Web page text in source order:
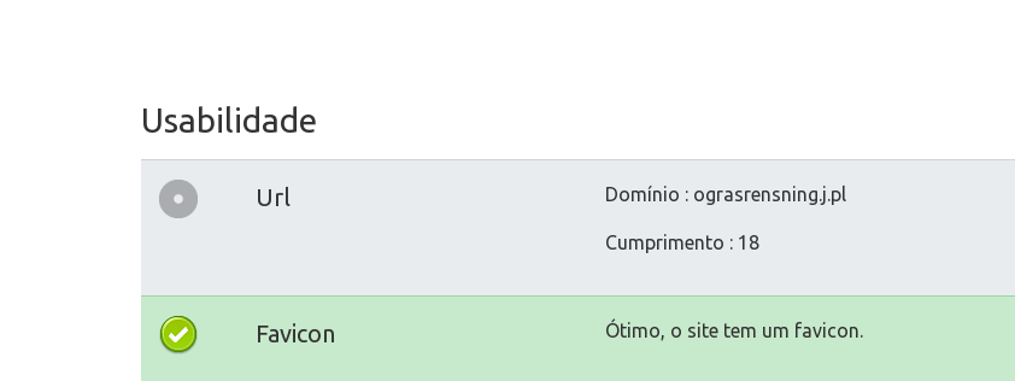
Usabilidade
Url Domínio : ograsrensning.j.pl
Cumprimento : 18
Favicon Ótimo, o site tem um favicon.